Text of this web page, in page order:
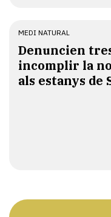
MEDI NATURAL
Denuncien
incomplir la
als estanys de